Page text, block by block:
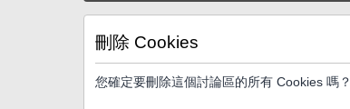
刪除 Cookies
您確定要刪除這個討論區的所有 Cookies 嗎？